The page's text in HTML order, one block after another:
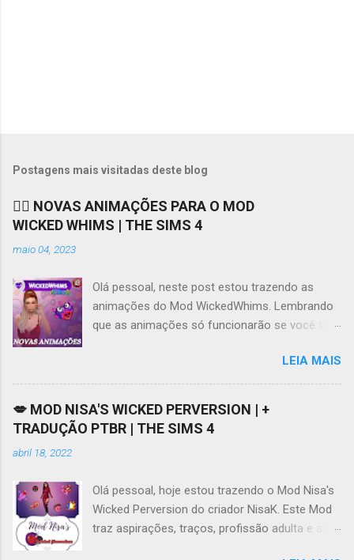
Postagens mais visitadas deste blog
❤️‍🔥 NOVAS ANIMAÇÕES PARA O MOD
WICKED WHIMS | THE SIMS 4
maio 04, 2023
Olá pessoal, neste post estou trazendo as
animações do Mod WickedWhims. Lembrando
que as animações só funcionarão se você tiver
acessar os links para download do Mod e da
tradução no meu Patreon AQUI . Se tiver
dificuldades em acessar o Patreon, este vídeo
AQUI pode ajudar. Ao contrário do que muita
gente diz ou pensa, o Mod WickedWhims não
realmente é bem limitado quanto aos locais e
quantidade, mas atende aos jogadores que não
tem muito espaço para novas animações. Eu
LEIA MAIS
💋 MOD NISA'S WICKED PERVERSION | +
TRADUÇÃO PTBR | THE SIMS 4
abril 18, 2022
Olá pessoal, hoje estou trazendo o Mod Nisa's
Wicked Perversion do criador NisaK. Este Mod
traz aspirações, traços, profissão adulta e até